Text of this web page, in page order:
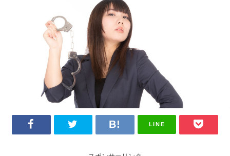
LINE